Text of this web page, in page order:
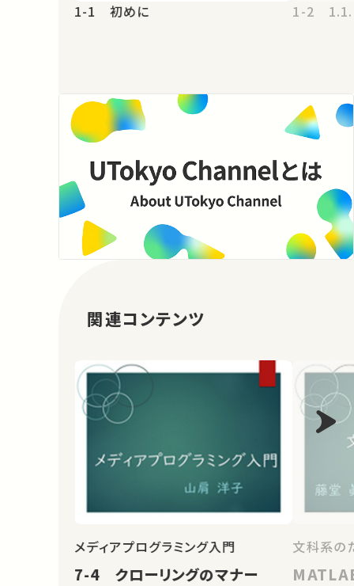
1-1 初めに 1-2
関連コンテンツ
メディアプログラミング入門
7-4 クローリングのマナー
文科系の